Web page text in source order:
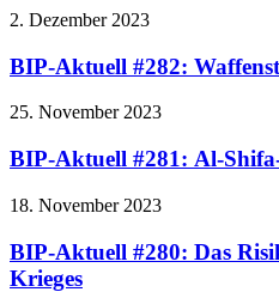
2. Dezember 2023
BIP-Aktuell #282:
25. November 2023
BIP-Aktuell #281: Al-
18. November 2023
BIP-Aktuell #280: Das
Krieges